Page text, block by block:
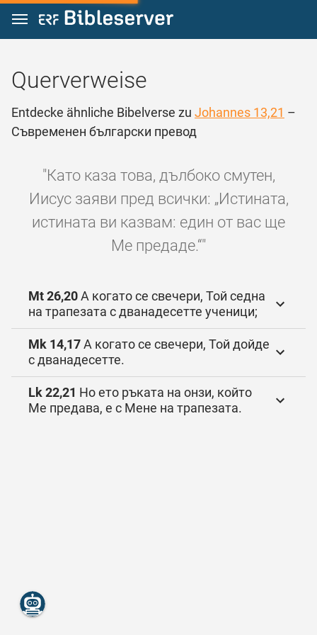
Zum Inhalt springen
Querverweise
Entdecke ähnliche Bibelverse zu Johannes 13,21 –
Съвременен български превод
"Като каза това, дълбоко смутен,
Иисус заяви пред всички: „Истината,
истината ви казвам: един от вас ще
Ме предаде.“"
Mt 26,20А когато се свечери, Той седна
на трапезата с дванадесетте ученици;
Mk 14,17А когато се свечери, Той дойде
с дванадесетте.
Lk 22,21 Но ето ръката на онзи, който
Ме предава, е с Мене на трапезата.